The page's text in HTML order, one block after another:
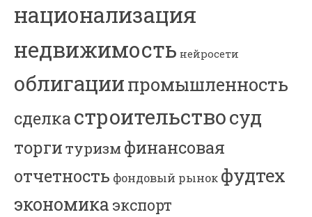
национализация
недвижимость нейросети
облигациипромышленность
сделкастроительствосуд
торгитуризм финансовая
отчетность фондовый рынок фудтех
экономика экспорт